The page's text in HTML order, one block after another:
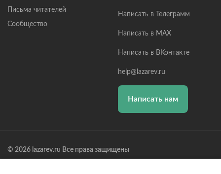
Письма читателей
Сообщество
Написать в Телеграмм
Написать в MAX
Написать в ВКонтакте
help@lazarev.ru
Написать нам
© 2026 lazarev.ru Все права защищены